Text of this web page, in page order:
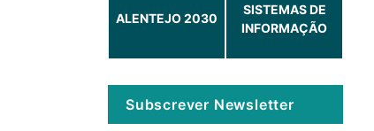
ALENTEJO 2030
SISTEMAS DE
INFORMAÇÃO
Subscrever Newsletter